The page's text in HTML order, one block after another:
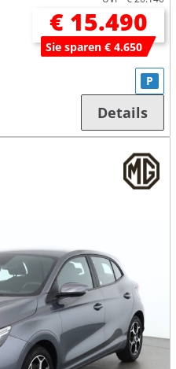
€ 15.490
Sie sparen € 4.650
P
Details